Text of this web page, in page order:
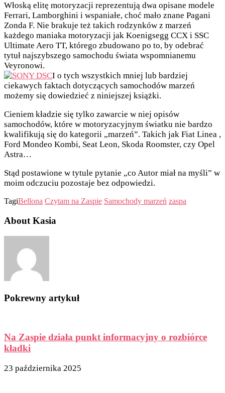
Włoską elitę motoryzacji reprezentują dwa opisane modele
Ferrari, Lamborghini i wspaniałe, choć mało znane Pagani
Zonda F. Nie brakuje też takich rodzynków z marzeń
każdego maniaka motoryzacji jak Koenigsegg CCX i SSC
Ultimate Aero TT, którego zbudowano po to, by odebrać
tytuł najszybszego samochodu świata wspomnianemu
Veyronowi.
I o tych wszystkich mniej lub bardziej
ciekawych faktach dotyczących samochodów marzeń
możemy się dowiedzieć z niniejszej książki.
Cieniem kładzie się tylko zawarcie w niej opisów
samochodów, które w motoryzacyjnym światku nie bardzo
kwalifikują się do kategorii „marzeń”. Takich jak Fiat Linea ,
Ford Mondeo Kombi, Seat Leon, Skoda Roomster, czy Opel
Astra…
Stąd postawione w tytule pytanie „co Autor miał na myśli” w
moim odczuciu pozostaje bez odpowiedzi.
TagiBellona Czytam na Zaspie Samochody marzeń zaspa
About Kasia
Pokrewny artykuł
Na Zaspie działa punkt informacyjny o rozbiórce
kładki
23 października 2025